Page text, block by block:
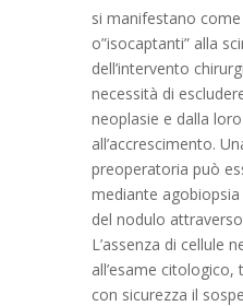
si manifestano come
o”isocaptanti” alla
dell’intervento
necessità di
neoplasie e dalla
all’accrescimento.
preoperatoria può
mediante
del nodulo
L’assenza di cellule
all’esame
con sicurezza il